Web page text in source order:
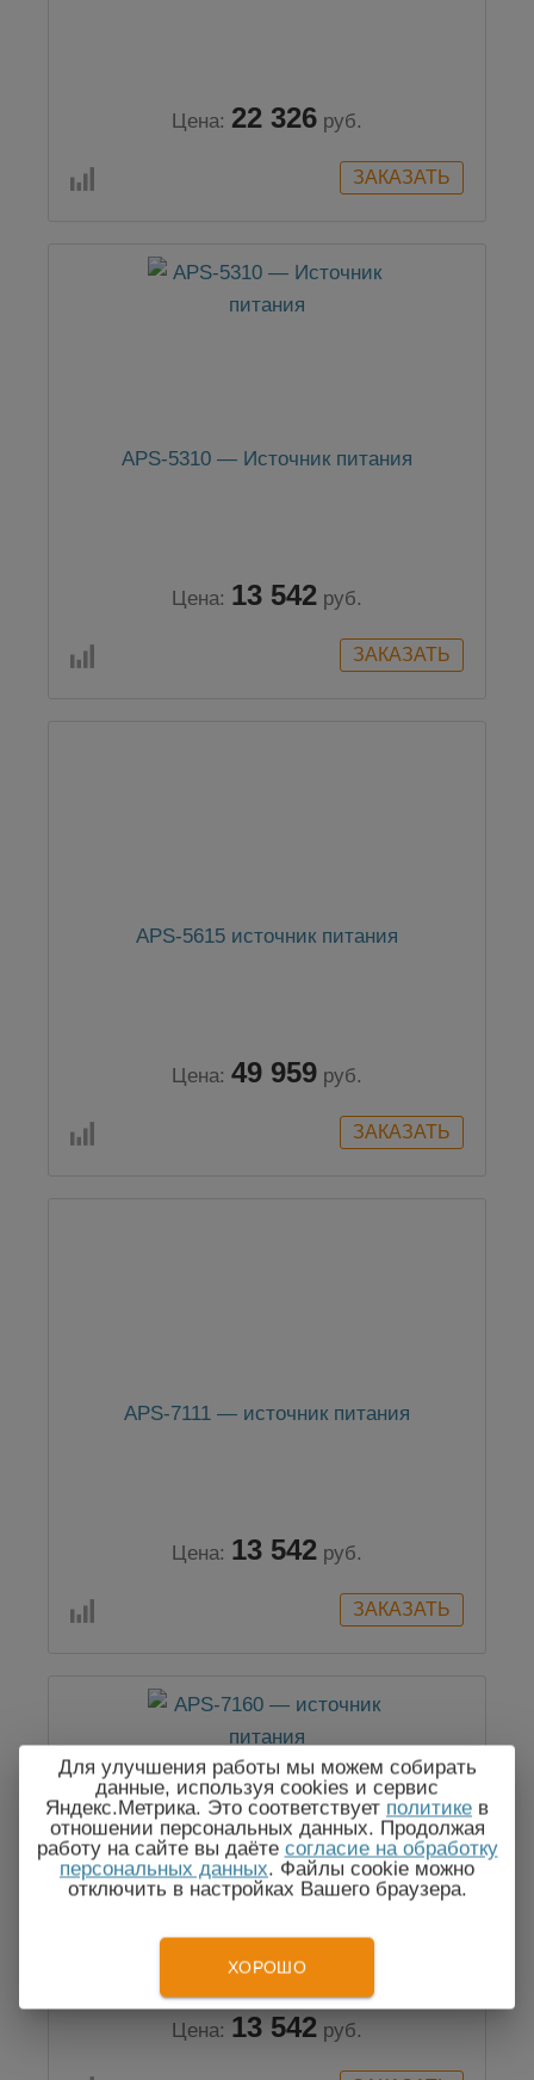
Цена: 22 326 руб.
APS-5310 — Источник питания
Цена: 13 542 руб.
APS-5615 источник питания
Цена: 49 959 руб.
APS-7111 — источник питания
Цена: 13 542 руб.
APS-7160 — источник питания
Цена: 13 542 руб.
Для улучшения работы мы можем собирать
данные, используя cookies и сервис
Яндекс.Метрика. Это соответствует политике в
отношении персональных данных. Продолжая
работу на сайте вы даёте согласие на обработку
персональных данных. Файлы cookie можно
отключить в настройках Вашего браузера.
ХОРОШО